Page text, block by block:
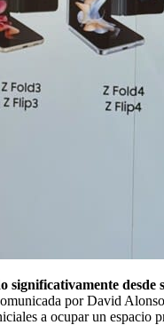
significativamente
por David
a ocupar un espacio